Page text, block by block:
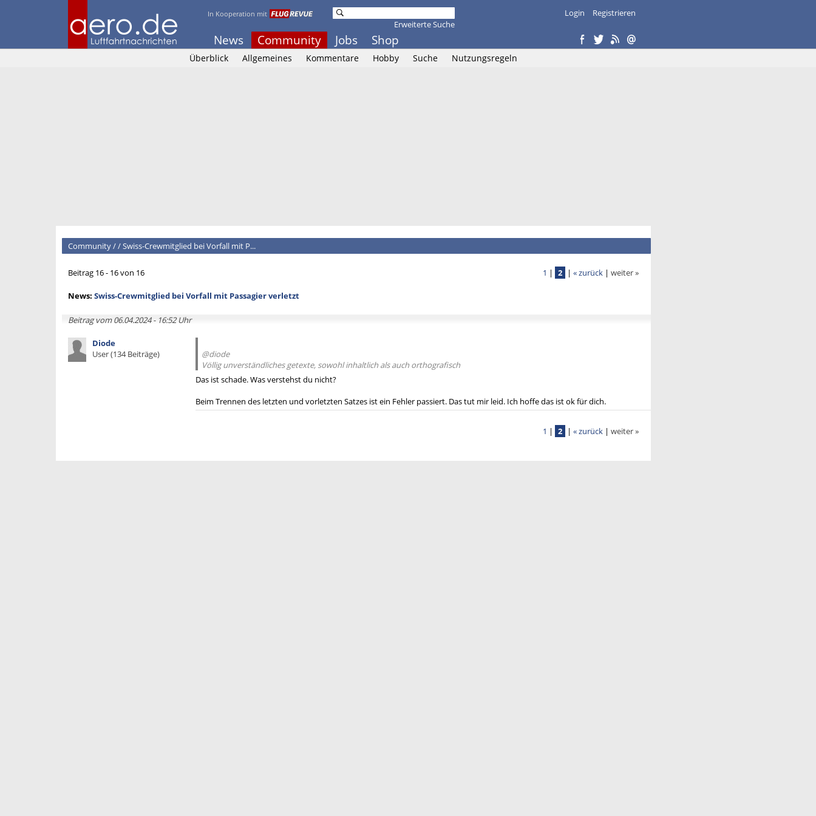
In Kooperation mit
News Community Jobs Shop
Erweiterte Suche
Login Registrieren
Überblick Allgemeines Kommentare Hobby Suche Nutzungsregeln
Community//Swiss-Crewmitglied bei Vorfall mit P...
Beitrag 16 - 16 von 16 1 | 2 | « zurück | weiter »
News: Swiss-Crewmitglied bei Vorfall mit Passagier verletzt
Beitrag vom 06.04.2024 - 16:52 Uhr
Diode
User (134 Beiträge)
@diode
Völlig unverständliches getexte, sowohl inhaltlich als auch orthografisch
Das ist schade. Was verstehst du nicht?
Beim Trennen des letzten und vorletzten Satzes ist ein Fehler passiert. Das tut mir leid. Ich hoffe das ist ok für dich.
1 | 2 | « zurück | weiter »